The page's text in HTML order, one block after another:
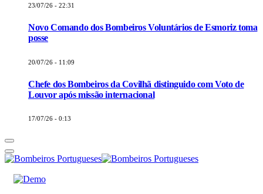
23/07/26 - 22:31
Novo Comando dos Bombeiros Voluntários de Esmoriz toma
posse
20/07/26 - 11:09
Chefe dos Bombeiros da Covilhã distinguido com Voto de
Louvor após missão internacional
17/07/26 - 0:13